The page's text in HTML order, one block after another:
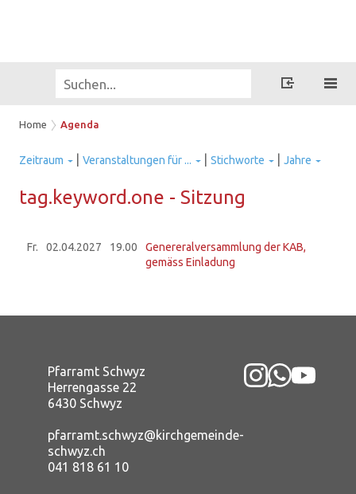
Home Agenda
Zeitraum Veranstaltungen für ... Stichworte Jahre
tag.key­word.one - Sit­zung
Fr. 02.04.2027 19.00
Genereralversammlung der KAB,
gemäss Einladung
Pfarramt Schwyz
Herrengasse 22
6430 Schwyz
pfarramt.schwyz@kirchgemeinde-
schwyz.ch
041 818 61 10